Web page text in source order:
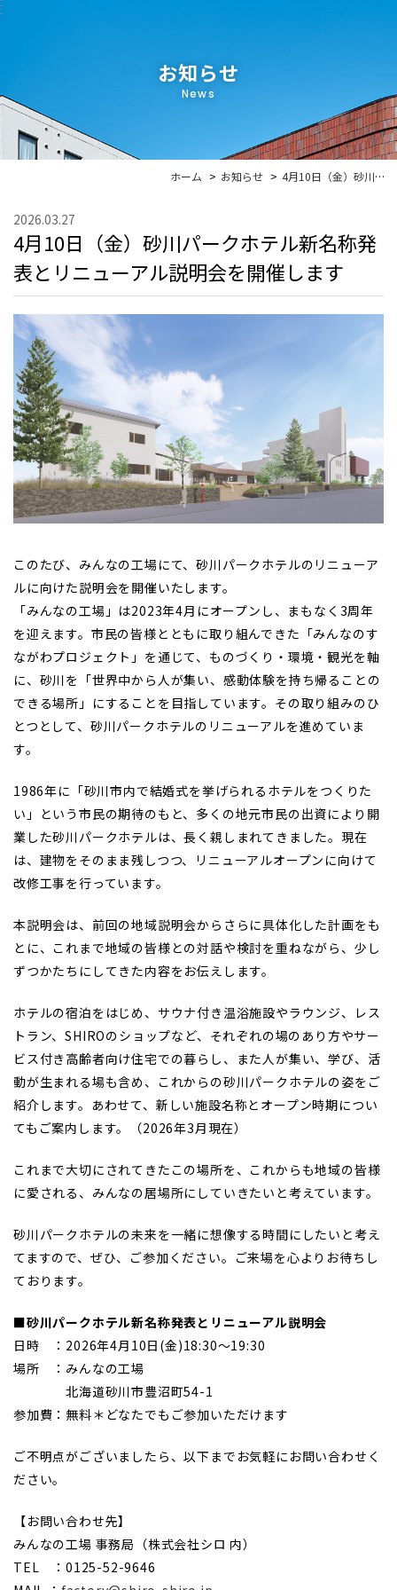
お知らせ
News
ホーム お知らせ 4月10日（金）砂川パークホテル新名称発表とリニューアル説明会を開催します
2026.03.27
4月10日（金）砂川パークホテル新名称発
表とリニューアル説明会を開催します
このたび、みんなの工場にて、砂川パークホテルのリニューア
ルに向けた説明会を開催いたします。
「みんなの工場」は2023年4月にオープンし、まもなく3周年
を迎えます。市民の皆様とともに取り組んできた「みんなのす
ながわプロジェクト」を通じて、ものづくり・環境・観光を軸
に、砂川を「世界中から人が集い、感動体験を持ち帰ることの
できる場所」にすることを目指しています。その取り組みのひ
とつとして、砂川パークホテルのリニューアルを進めていま
す。
1986年に「砂川市内で結婚式を挙げられるホテルをつくりた
い」という市民の期待のもと、多くの地元市民の出資により開
業した砂川パークホテルは、長く親しまれてきました。現在
は、建物をそのまま残しつつ、リニューアルオープンに向けて
改修工事を行っています。
本説明会は、前回の地域説明会からさらに具体化した計画をも
とに、これまで地域の皆様との対話や検討を重ねながら、少し
ずつかたちにしてきた内容をお伝えします。
ホテルの宿泊をはじめ、サウナ付き温浴施設やラウンジ、レス
トラン、SHIROのショップなど、それぞれの場のあり方やサー
ビス付き高齢者向け住宅での暮らし、また人が集い、学び、活
動が生まれる場も含め、これからの砂川パークホテルの姿をご
紹介します。あわせて、新しい施設名称とオープン時期につい
てもご案内します。（2026年3月現在）
これまで大切にされてきたこの場所を、これからも地域の皆様
に愛される、みんなの居場所にしていきたいと考えています。
砂川パークホテルの未来を一緒に想像する時間にしたいと考え
てますので、ぜひ、ご参加ください。ご来場を心よりお待ちし
ております。
■砂川パークホテル新名称発表とリニューアル説明会
日時 ：2026年4月10日(金)18:30〜19:30
場所 ：みんなの工場
北海道砂川市豊沼町54-1
参加費：無料＊どなたでもご参加いただけます
ご不明点がございましたら、以下までお気軽にお問い合わせく
ださい。
【お問い合わせ先】
みんなの工場 事務局（株式会社シロ 内）
TEL ：0125-52-9646